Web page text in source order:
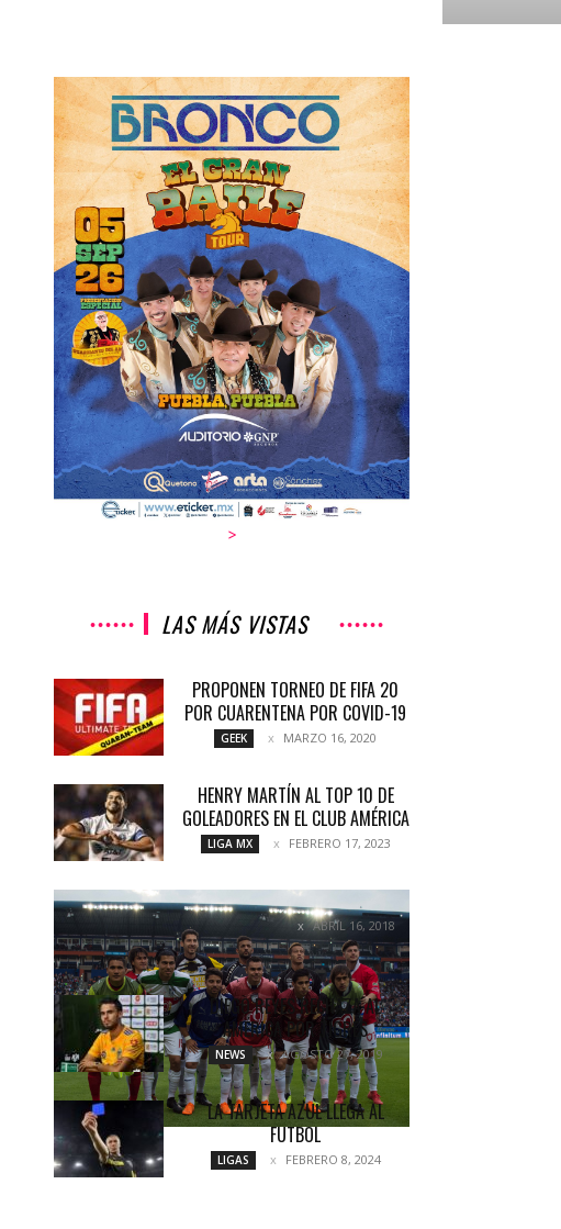
>
LAS MÁS VISTAS
PROPONEN TORNEO DE FIFA 20
POR CUARENTENA POR COVID-19
GEEK MARZO 16, 2020
HENRY MARTÍN AL TOP 10 DE
GOLEADORES EN EL CLUB AMÉRICA
LIGA MX FEBRERO 17, 2023
YA PIENSAN EN LIGUILLA
COLUMNETAS ABRIL 16, 2018
DIEGO REYES RECHAZA AL
AMÉRICA POR TIGRES
NEWS AGOSTO 27, 2019
LA TARJETA AZUL LLEGA AL
FUTBOL
LIGAS FEBRERO 8, 2024